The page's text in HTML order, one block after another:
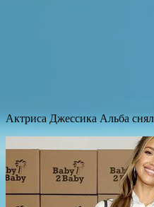
Актриса Джессика Альба